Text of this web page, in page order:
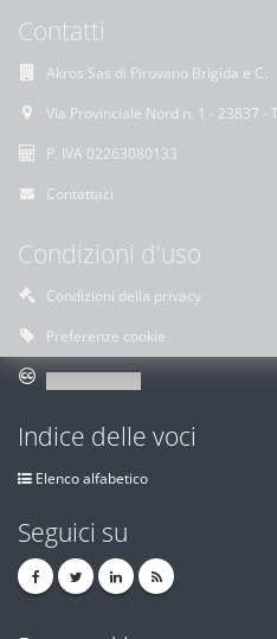
Contatti
Akros Sas di Pirovano Brigida e C.
Via Provinciale Nord n. 1 - 23837 -
P. IVA 02263080133
Contattaci
Condizioni d'uso
Condizioni della privacy
Preferenze cookie
Indice delle voci
Elenco alfabetico
Seguici su